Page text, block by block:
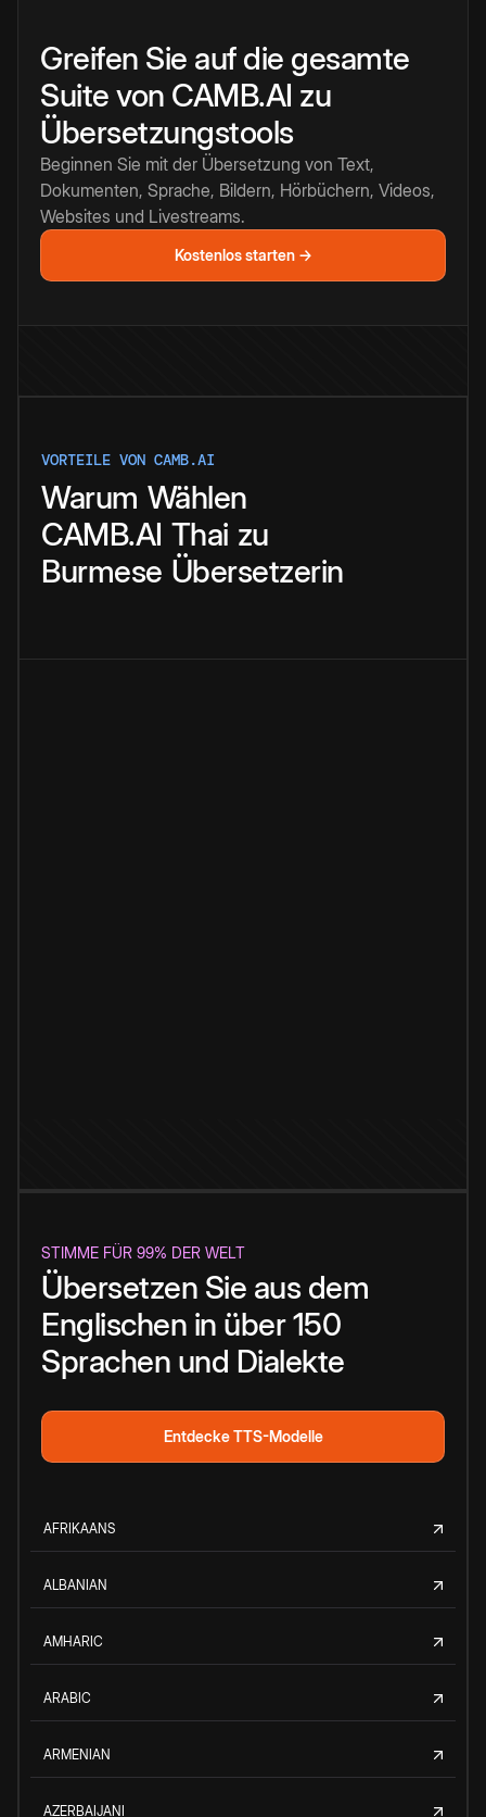
Greifen Sie auf die gesamte
Suite von CAMB.AI zu
Übersetzungstools
Beginnen Sie mit der Übersetzung von Text,
Dokumenten, Sprache, Bildern, Hörbüchern, Videos,
Websites und Livestreams.
Kostenlos starten →
VORTEILE VON CAMB.AI
Warum Wählen
CAMB.AI Thai zu
Burmese Übersetzerin
STIMME FÜR 99% DER WELT
Übersetzen Sie aus dem
Englischen in über 150
Sprachen und Dialekte
Entdecke TTS-Modelle
AFRIKAANS
ALBANIAN
AMHARIC
ARABIC
ARMENIAN
AZERBAIJANI